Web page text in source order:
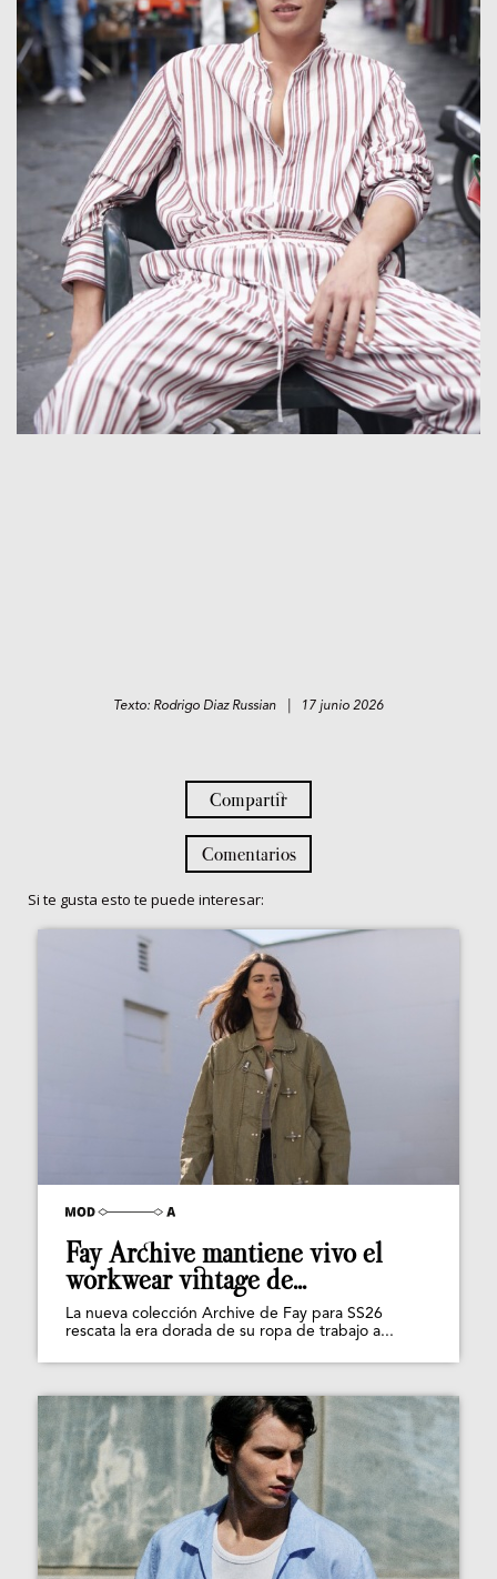
Texto: Rodrigo Diaz Russian | 17 junio 2026
Compartir
Comentarios
Si te gusta esto te puede interesar:
Fay Archive mantiene vivo el
workwear vintage de...
La nueva colección Archive de Fay para SS26
rescata la era dorada de su ropa de trabajo a...